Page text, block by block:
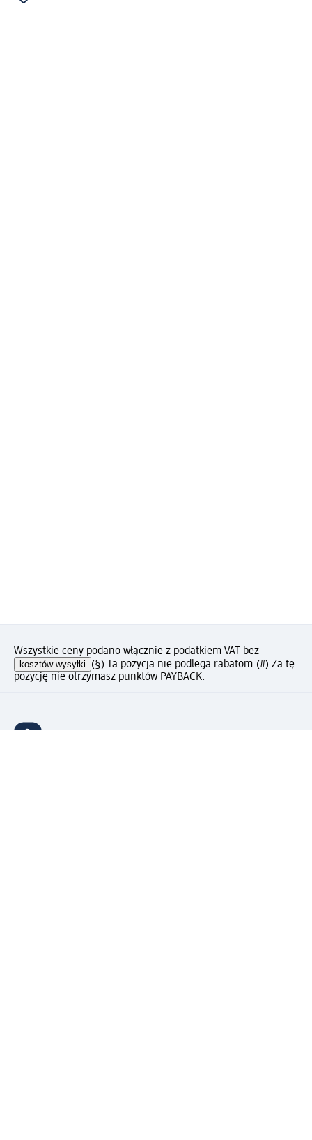
Wszystkie ceny podano włącznie z podatkiem VAT bez
kosztów wysyłki (§) Ta pozycja nie podlega rabatom.(#) Za tę
pozycję nie otrzymasz punktów PAYBACK.